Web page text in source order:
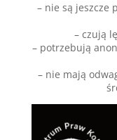
– nie są jeszcze
– czują
– potrzebują
– nie mają